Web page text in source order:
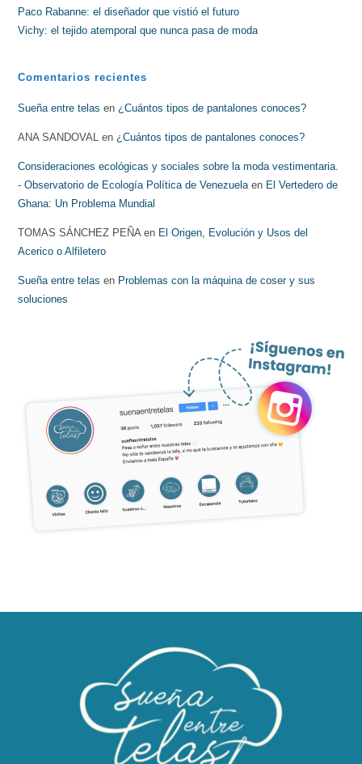
Paco Rabanne: el diseñador que vistió el futuro
Vichy: el tejido atemporal que nunca pasa de moda
Comentarios recientes
Sueña entre telas en ¿Cuántos tipos de pantalones conoces?
ANA SANDOVAL en ¿Cuántos tipos de pantalones conoces?
Consideraciones ecológicas y sociales sobre la moda vestimentaria.
- Observatorio de Ecología Política de Venezuela en El Vertedero de
Ghana: Un Problema Mundial
TOMAS SÁNCHEZ PEÑA en El Origen, Evolución y Usos del
Acerico o Alfiletero
Sueña entre telas en Problemas con la máquina de coser y sus
soluciones